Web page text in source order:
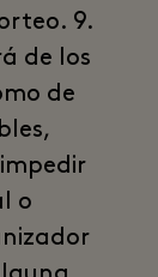
9.
de los
de
o